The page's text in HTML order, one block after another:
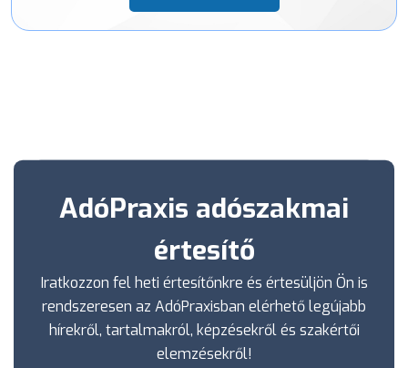
AdóPraxis adószakmai
értesítő
Iratkozzon fel heti értesítőnkre és értesüljön Ön is
rendszeresen az AdóPraxisban elérhető legújabb
hírekről, tartalmakról, képzésekről és szakértői
elemzésekről!